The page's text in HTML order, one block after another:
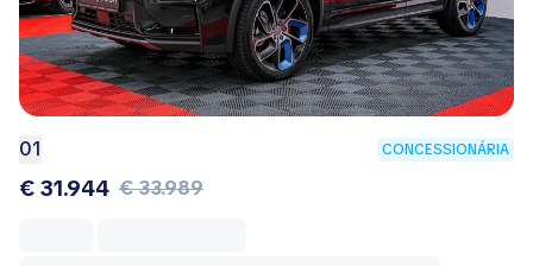
01 CONCESSIONÁRIA
€ 31.944 € 33.989